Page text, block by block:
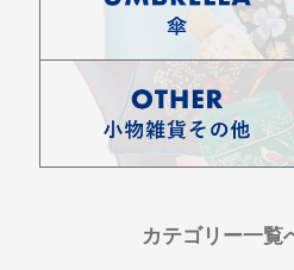
カテゴリー一覧